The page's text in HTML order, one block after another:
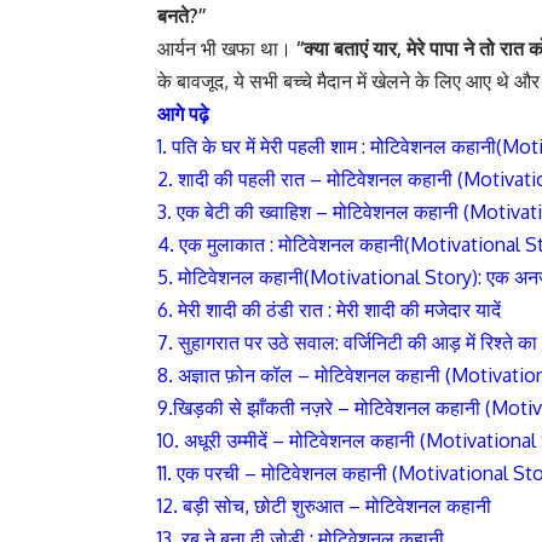
बनते?’’
आर्यन भी खफा था। ‘‘क्या बताएं यार, मेरे पापा ने तो रात
के बावजूद, ये सभी बच्चे मैदान में खेलने के लिए आए थे और
आगे पढ़े
1. पति के घर में मेरी पहली शाम : मोटिवेशनल
2. शादी की पहली रात – मोटिवेशनल कहानी
3. एक बेटी की ख्वाहिश – मोटिवेशनल कहानी
4. एक मुलाकात : मोटिवेशनल कहानी(Motivational
5. मोटिवेशनल कहानी(Motivational Story): एक
6. मेरी शादी की ठंडी रात : मेरी शादी की मजेदार यादें
7.सुहागरात पर उठे सवाल: वर्जिनिटी की आड़ में रिश्ते
8. अज्ञात फ़ोन कॉल – मोटिवेशनल कहानी
9.खिड़की से झाँकती नज़रे – मोटिवेशनल कहानी
10. अधूरी उम्मीदें – मोटिवेशनल कहानी
11. एक परची – मोटिवेशनल कहानी (Motivational
12. बड़ी सोच, छोटी शुरुआत – मोटिवेशनल कहानी